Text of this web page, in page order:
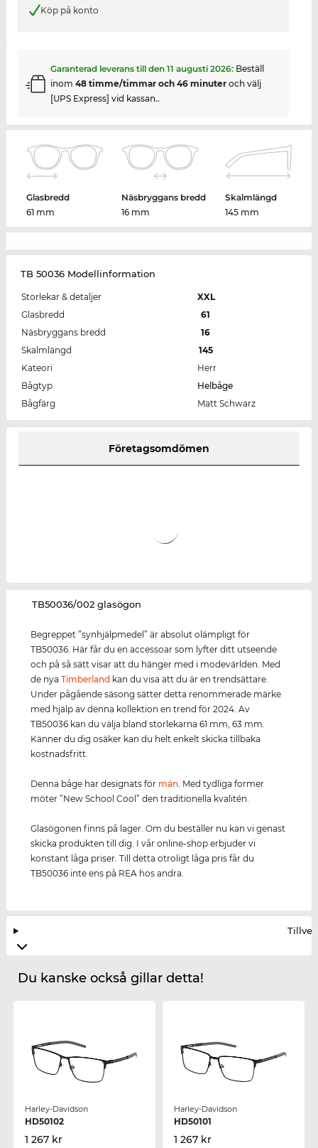
Köp på konto
Garanterad leverans till den 11 augusti 2026: Beställ
inom 48 timme/timmar och 46 minuteroch välj
[UPS Express] vid kassan..
Glasbredd
61 mm
Näsbryggans bredd
16 mm
Skalmlängd
145 mm
TB 50036 Modellinformation
Storlekar & detaljer
XXL
Glasbredd
61
Näsbryggans bredd
16
Skalmlängd
145
Kateori
Herr
Bågtyp
Helbåge
Bågfärg
Matt Schwarz
Företagsomdömen
‌TB50036/002 glasögon
Begreppet ”synhjälpmedel” är absolut olämpligt för
TB50036. Här får du en accessoar som lyfter ditt utseende
och på så sätt visar att du hänger med i modevärlden. Med
de nyaTimberland kan du visa att du är en trendsättare.
Under pågående säsong sätter detta renommerade märke
med hjälp av denna kollektion en trend för 2024. Av
TB50036 kan du välja bland storlekarna 61 mm, 63 mm.
Känner du dig osäker kan du helt enkelt skicka tillbaka
kostnadsfritt.
Denna båge har designats för män. Med tydliga former
möter ”New School Cool” den traditionella kvalitén.
Glasögonen finns på lager. Om du beställer nu kan vi genast
skicka produkten till dig. I vår online-shop erbjuder vi
konstant låga priser. Till detta otroligt låga pris får du
TB50036 inte ens på REA hos andra.
Du kanske också gillar detta!
Harley-Davidson
HD50102
1 267 kr
Harley-Davidson
HD50101
1 267 kr